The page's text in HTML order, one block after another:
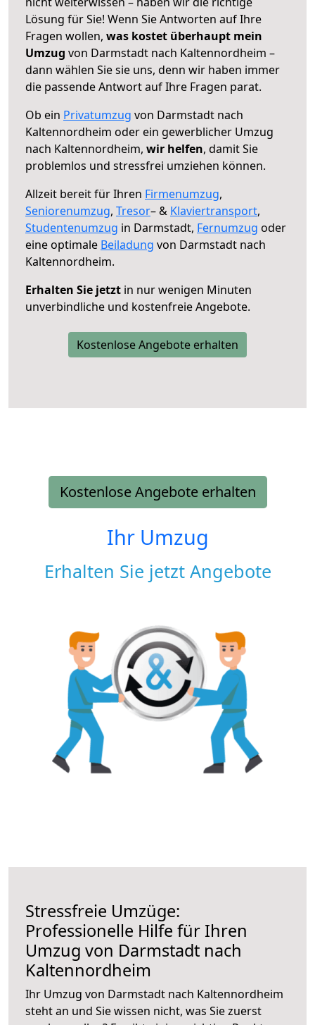
Lösung für Sie! Wenn Sie Antworten auf Ihre
Fragen wollen, was kostet überhaupt mein
Umzug von Darmstadt nach Kaltennordheim –
dann wählen Sie sie uns, denn wir haben immer
die passende Antwort auf Ihre Fragen parat.
Ob ein Privatumzug von Darmstadt nach
Kaltennordheim oder ein gewerblicher Umzug
nach Kaltennordheim, wir helfen, damit Sie
problemlos und stressfrei umziehen können.
Allzeit bereit für Ihren Firmenumzug,
Seniorenumzug, Tresor– & Klaviertransport,
Studentenumzug in Darmstadt, Fernumzug oder
eine optimale Beiladung von Darmstadt nach
Kaltennordheim.
Erhalten Sie jetzt in nur wenigen Minuten
unverbindliche und kostenfreie Angebote.
Kostenlose Angebote erhalten
Kostenlose Angebote erhalten
Ihr Umzug
Erhalten Sie jetzt Angebote
Stressfreie Umzüge:
Professionelle Hilfe für Ihren
Umzug von Darmstadt nach
Kaltennordheim
Ihr Umzug von Darmstadt nach Kaltennordheim
steht an und Sie wissen nicht, was Sie zuerst